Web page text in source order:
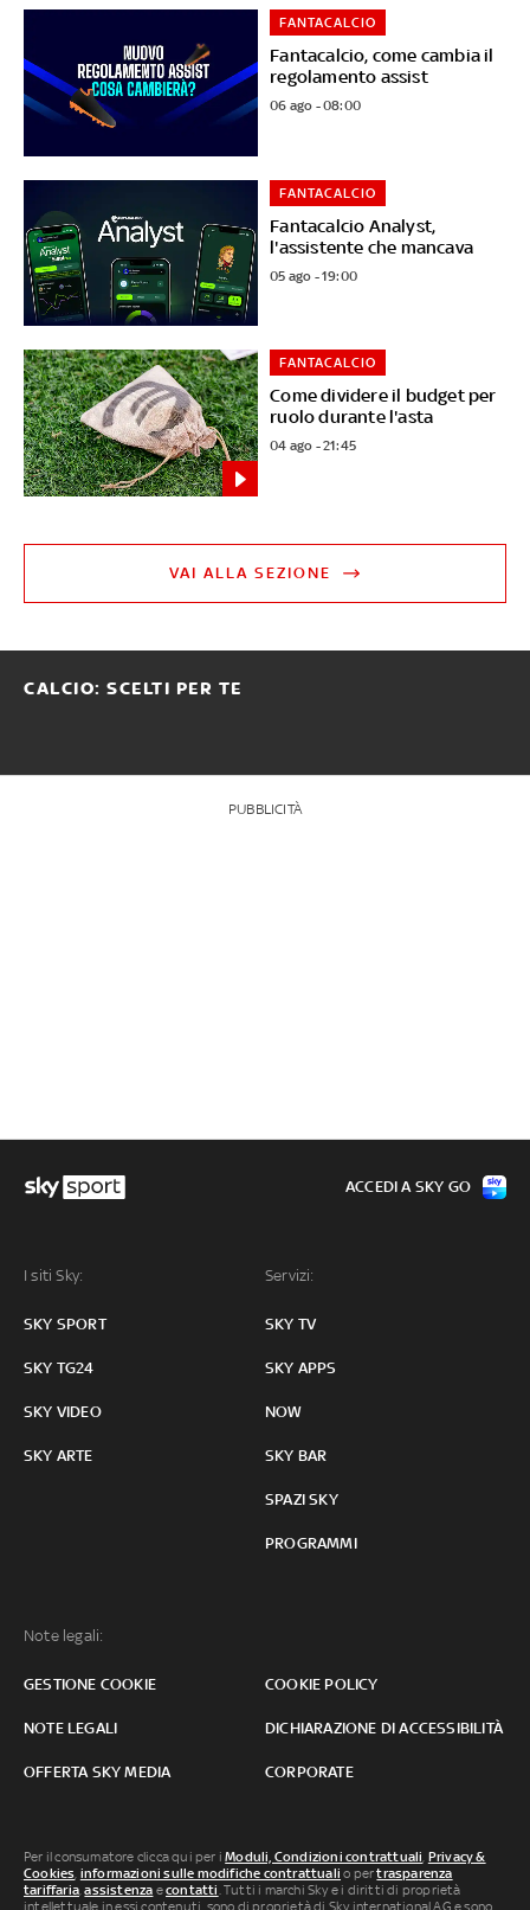
Fantacalcio, come cambia il
regolamento assist
FANTACALCIO
06 ago - 08:00
Fantacalcio Analyst,
l'assistente che mancava
FANTACALCIO
05 ago - 19:00
Come dividere il budget per
ruolo durante l'asta
FANTACALCIO
04 ago - 21:45
VAI ALLA SEZIONE
CALCIO: SCELTI PER TE
PUBBLICITÀ
I siti Sky:
SKY SPORT
SKY TG24
SKY VIDEO
SKY ARTE
Servizi:
SKY TV
SKY APPS
NOW
SKY BAR
SPAZI SKY
PROGRAMMI
Note legali:
GESTIONE COOKIE COOKIE POLICY
NOTE LEGALI DICHIARAZIONE DI ACCESSIBILITÀ
OFFERTA SKY MEDIA CORPORATE
ACCEDI A SKY GO
Per il consumatore clicca qui per iModuli, Condizioni contrattuali, Privacy &
Cookies, informazioni sulle modifiche contrattuali o pertrasparenza
tariffaria,assistenza econtatti. Tutti i marchi Sky e i diritti di proprietà